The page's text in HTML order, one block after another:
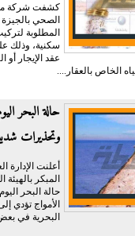
كشفت شركة
الصحي
المطلوبة
سكنية، وذلك
عقد الإيجار أو
الخاص بالعقار....
حالة البحر
وتحذيرات
أعلنت الإدارة
المبكر بالهيئة
حالة البحر
الأمواج تؤدي
البحرية في